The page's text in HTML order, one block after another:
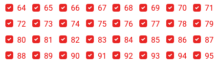
64
65 66 67 68 69 70
71
72
73 74 75 76 77 78
79
80
81 82 83 84 85 86
87
88
89 90 91 92 93 94
95